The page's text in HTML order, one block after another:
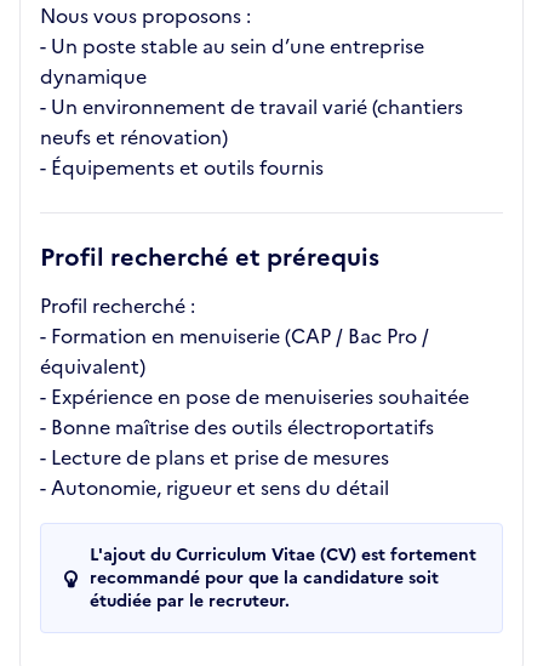
Nous vous proposons :
- Un poste stable au sein d’une entreprise
dynamique
- Un environnement de travail varié (chantiers
neufs et rénovation)
- Équipements et outils fournis
Profil recherché et prérequis
Profil recherché :
- Formation en menuiserie (CAP / Bac Pro /
équivalent)
- Expérience en pose de menuiseries souhaitée
- Bonne maîtrise des outils électroportatifs
- Lecture de plans et prise de mesures
- Autonomie, rigueur et sens du détail
L'ajout du Curriculum Vitae (CV) est fortement
recommandé pour que la candidature soit
étudiée par le recruteur.